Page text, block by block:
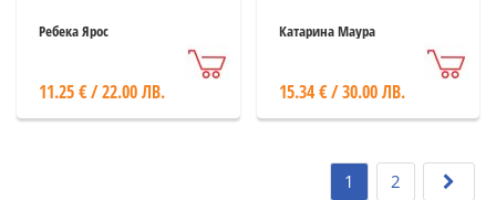
Ребека Ярос
11.25 € / 22.00 ЛВ.
Катарина Маура
15.34 € / 30.00 ЛВ.
1 2